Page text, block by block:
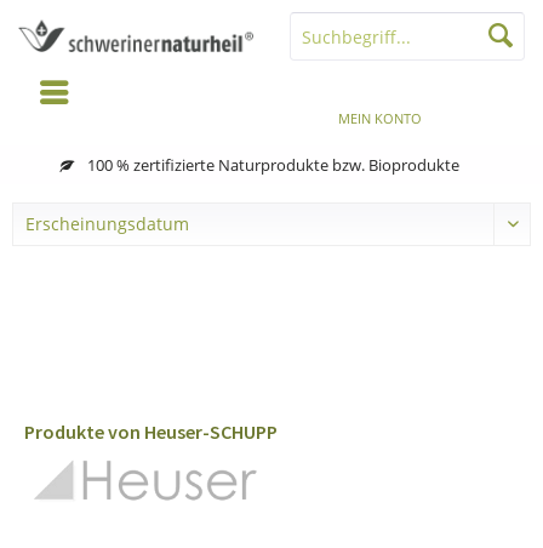
100 % zertifizierte Naturprodukte bzw. Bioprodukte
MEIN KONTO
Produkte von Heuser-SCHUPP